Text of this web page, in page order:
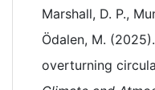
Marshall, D. P.,
Ödalen, M.
overturning